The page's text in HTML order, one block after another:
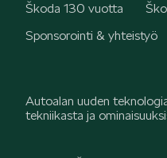
Škoda 130 vuotta
Sponsorointi & yhteistyö
Autoalan uuden
tekniikasta ja